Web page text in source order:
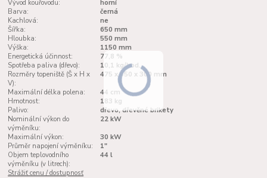
Vývod kouřovodu:
horní
Barva:
černá
Kachlová:
ne
Šířka:
650 mm
Hloubka:
550 mm
Výška:
1150 mm
Energetická účinnost:
77,8 %
Spotřeba paliva (dřevo):
10,1 kg/hod.
Rozměry topeniště (Š x H x
V):
475 x 450 x 300 mm
Maximální délka polena:
44 cm
Hmotnost:
183 kg
Palivo:
dřevo, dřevěné brikety
Nominální výkon do
výměníku:
22 kW
Maximální výkon:
30 kW
Průměr napojení výměníku:
1"
Objem teplovodního
výměníku (v litrech):
44 l
Strážiť cenu / dostupnosť